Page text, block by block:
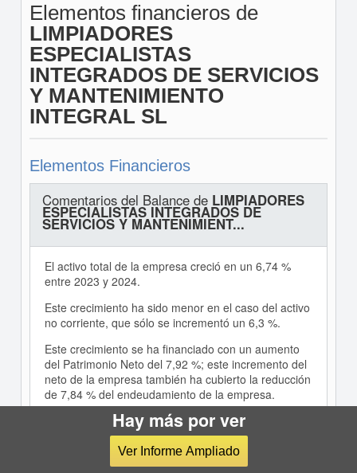
Elementos financieros de
LIMPIADORES
ESPECIALISTAS
INTEGRADOS DE SERVICIOS
Y MANTENIMIENTO
INTEGRAL SL
Elementos Financieros
Comentarios del Balance de LIMPIADORES
ESPECIALISTAS INTEGRADOS DE
SERVICIOS Y MANTENIMIENT...
El activo total de la empresa creció en un 6,74 %
entre 2023 y 2024.
Este crecimiento ha sido menor en el caso del activo
no corriente, que sólo se incrementó un 6,3 %.
Este crecimiento se ha financiado con un aumento
del Patrimonio Neto del 7,92 %; este incremento del
neto de la empresa también ha cubierto la reducción
de 7,84 % del endeudamiento de la empresa.
Comentarios de la Cuenta de Pérdidas y
Ganancias deLIMPIADORES
ESPECIALISTAS INTEGRADOS DE
Hay más por ver
Ver Informe Ampliado